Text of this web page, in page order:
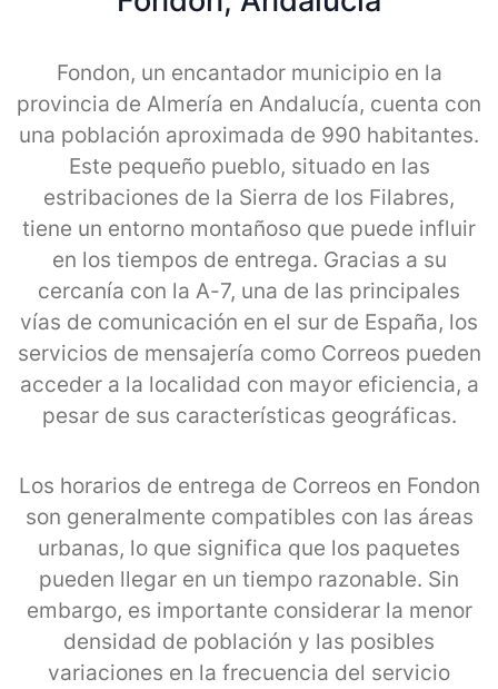
Fondon, un encantador municipio en la
provincia de Almería en Andalucía, cuenta con
una población aproximada de 990 habitantes.
Este pequeño pueblo, situado en las
estribaciones de la Sierra de los Filabres,
tiene un entorno montañoso que puede influir
en los tiempos de entrega. Gracias a su
cercanía con la A-7, una de las principales
vías de comunicación en el sur de España, los
servicios de mensajería como Correos pueden
acceder a la localidad con mayor eficiencia, a
pesar de sus características geográficas.
Los horarios de entrega de Correos en Fondon
son generalmente compatibles con las áreas
urbanas, lo que significa que los paquetes
pueden llegar en un tiempo razonable. Sin
embargo, es importante considerar la menor
densidad de población y las posibles
variaciones en la frecuencia del servicio